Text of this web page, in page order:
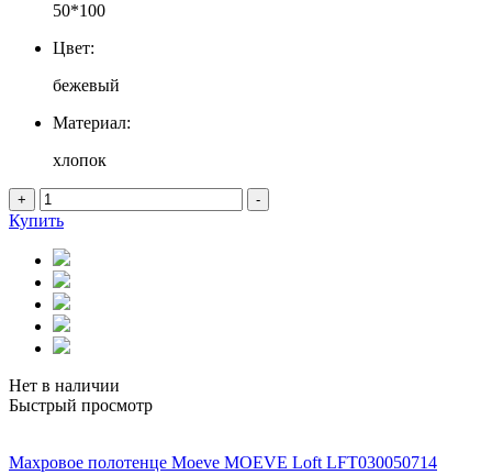
50*100
Цвет:
бежевый
Материал:
хлопок
+ -
Купить
Нет в наличии
Быстрый просмотр
Махровое полотенце Moeve MOEVE Loft LFT030050714